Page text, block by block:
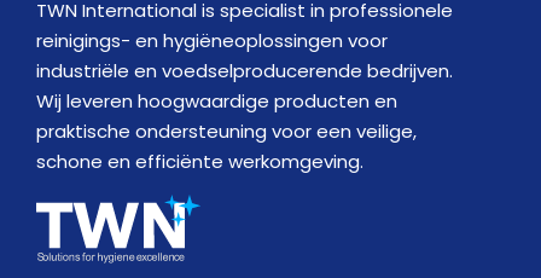
TWN International is specialist in professionele
reinigings- en hygiëneoplossingen voor
industriële en voedselproducerende bedrijven.
Wij leveren hoogwaardige producten en
praktische ondersteuning voor een veilige,
schone en efficiënte werkomgeving.